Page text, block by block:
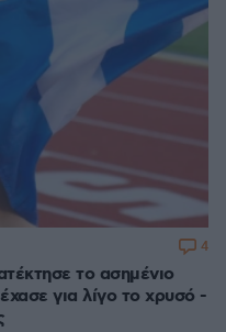
το ασημένιο
για λίγο το χρυσό -
4